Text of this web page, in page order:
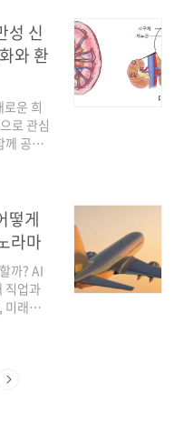
성 신
와 환
운 희
로 관심
께 공유
장
서히
수많
5천만
중 대
이러한
초래하
있습
끊임
회
떻게
라마
까? AI
직업과
미래를
.저는
인
지능